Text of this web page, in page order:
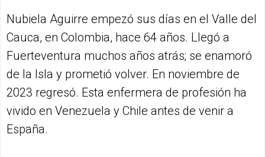
Nubiela Aguirre empezó sus días en el Valle del
Cauca, en Colombia, hace 64 años. Llegó a
Fuerteventura muchos años atrás; se enamoró
de la Isla y prometió volver. En noviembre de
2023 regresó. Esta enfermera de profesión ha
vivido en Venezuela y Chile antes de venir a
España.